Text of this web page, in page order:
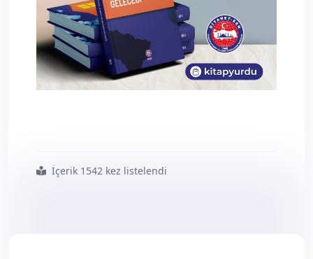
#küresel
#politikalar
#medya
#hukuk
#ve
#ailenin
#geleceği
#kitabı
#yayımlandı
İçerik 1542 kez listelendi